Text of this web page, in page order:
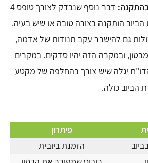
דבר נוסף שנבדק לצורך טופס 4
הותקנה בצורה טובה או שיש בעיה.
גם להישבר עקב תנודות של אדמה,
ובמקרה הזה יהיו סדקים. במקרים
יגלה שיש צורך בהחלפה של מקטע
הביוב כולה.
פיתרון
הזמנת ביובית